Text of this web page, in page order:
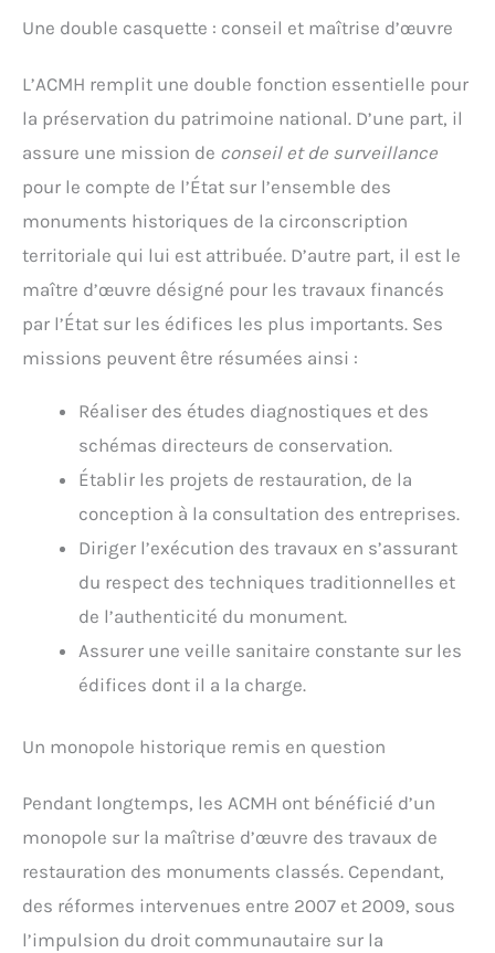
Une double casquette : conseil et maîtrise d’œuvre
L’ACMH remplit une double fonction essentielle pour
la préservation du patrimoine national. D’une part, il
assure une mission de conseil et de surveillance
pour le compte de l’État sur l’ensemble des
monuments historiques de la circonscription
territoriale qui lui est attribuée. D’autre part, il est le
maître d’œuvre désigné pour les travaux financés
par l’État sur les édifices les plus importants. Ses
missions peuvent être résumées ainsi :
Réaliser des études diagnostiques et des
schémas directeurs de conservation.
Établir les projets de restauration, de la
conception à la consultation des entreprises.
Diriger l’exécution des travaux en s’assurant
du respect des techniques traditionnelles et
de l’authenticité du monument.
Assurer une veille sanitaire constante sur les
édifices dont il a la charge.
Un monopole historique remis en question
Pendant longtemps, les ACMH ont bénéficié d’un
monopole sur la maîtrise d’œuvre des travaux de
restauration des monuments classés. Cependant,
des réformes intervenues entre 2007 et 2009, sous
l’impulsion du droit communautaire sur la